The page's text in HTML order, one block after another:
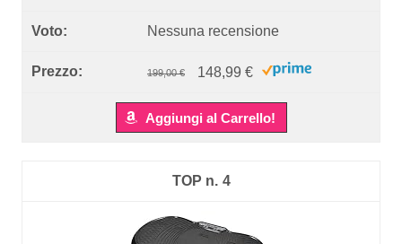
Nessuna recensione
199,00 € 148,99 €
Aggiungi al Carrello!
4